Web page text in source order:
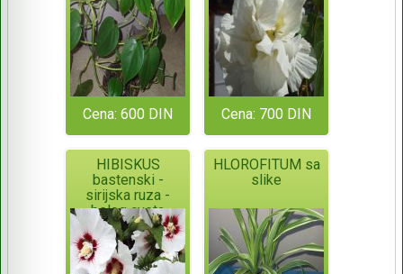
Cena: 600 DIN Cena: 700 DIN
HIBISKUS
bastenski -
sirijska ruza -
belog cveta
HLOROFITUM sa
slike